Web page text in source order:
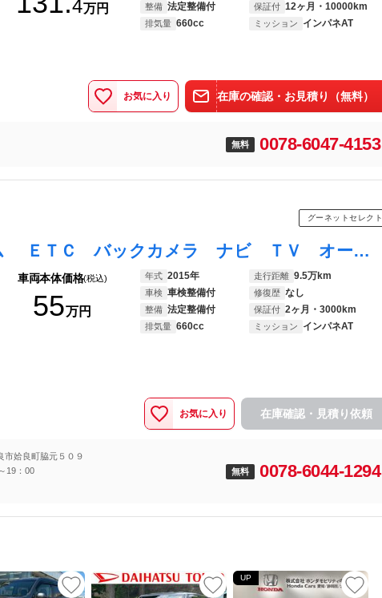
4万円 整備 法定整備付 保証付 12ヶ月・10000km
排気量 660cc ミッション インパネAT
お気に入り 在庫の確認・お見積り（無料）
無料 0078-6047-4153
グーネットセレクト
Ｎ－ＷＧＮカスタム ＥＴＣ バックカメラ ナビ ＴＶ オートライト スマートキー アイドリングストップ 電動格納ミラー ベンチシート ＣＶＴ ＡＢＳ ＥＳＣ ＣＤ ミュージックプレイヤー接続可 Ｂｌｕｅｔｏｏｔｈ
車両本体価格(税込)
55万円
年式 2015年 走行距離 9.5万km
車検 車検整備付 修復歴 なし
整備 法定整備付 保証付 2ヶ月・3000km
排気量 660cc ミッション インパネAT
お気に入り 在庫確認・見積り依頼
市姶良町脇元５０９
19：00
無料 0078-6044-1294
UP